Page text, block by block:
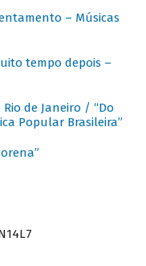
– Músicas
tempo depois –
de Janeiro / “Do
Popular Brasileira”